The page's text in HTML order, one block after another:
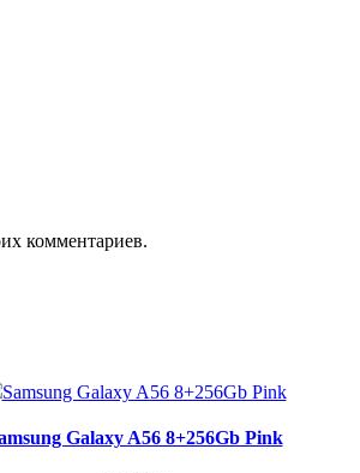
комментариев.
Galaxy A56 8+256Gb Pink